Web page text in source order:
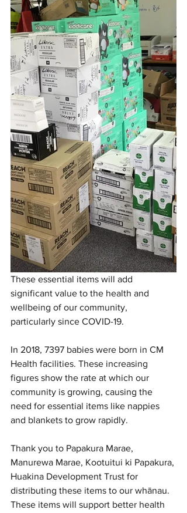
These essential items will add
significant value to the health and
wellbeing of our community,
particularly since COVID-19.
In 2018, 7397 babies were born in CM
Health facilities. These increasing
figures show the rate at which our
community is growing, causing the
need for essential items like nappies
and blankets to grow rapidly.
Thank you to Papakura Marae,
Manurewa Marae, Kootuitui ki Papakura,
Huakina Development Trust for
distributing these items to our whānau.
These items will support better health